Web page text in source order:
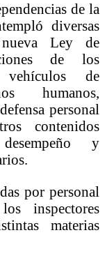
de la
diversas
Ley de
de los
vehículos de
humanos,
personal
contenidos
y
por personal
inspectores
materias